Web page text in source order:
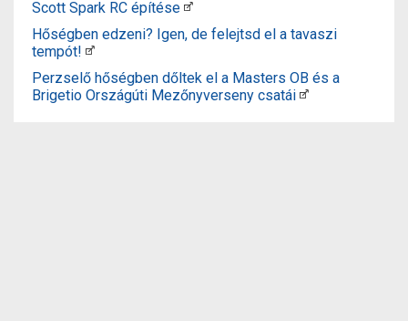
Scott Spark RC építése
Hőségben edzeni? Igen, de felejtsd el a tavaszi
tempót!
Perzselő hőségben dőltek el a Masters OB és a
Brigetio Országúti Mezőnyverseny csatái